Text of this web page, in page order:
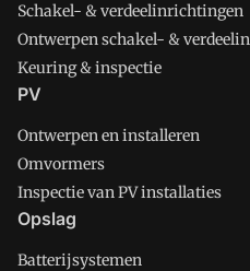
Schakel- & verdeelinrichtingen
Ontwerpen schakel- &
Keuring & inspectie
PV
Ontwerpen en installeren
Omvormers
Inspectie van PV installaties
Opslag
Batterijsystemen